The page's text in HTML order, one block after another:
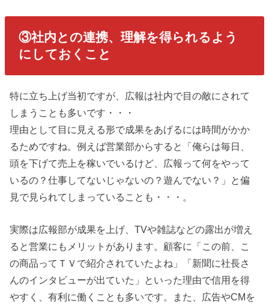
③社内との連携、理解を得られるよう
にしておくこと
特に立ち上げ当初ですが、広報は社内で目の敵にされて
しまうことも多いです・・・
理由として目に見える形で成果をあげるには時間がかか
るためですね。例えば営業部からすると「俺らは毎日、
頭を下げて売上を稼いでいるけど、広報って何をやって
いるの？仕事してないじゃないの？遊んでない？」と偏
見で見られてしまっていることも・・・。
実際は広報部が成果を上げ、TVや雑誌などの露出が増え
ると営業にもメリットがあります。顧客に「この前、こ
の商品ってＴＶで紹介されていたよね」「新聞に社長さ
んのインタビューが出ていた」といった理由で信用を得
やすく、有利に働くことも多いです。また、広告やCMを